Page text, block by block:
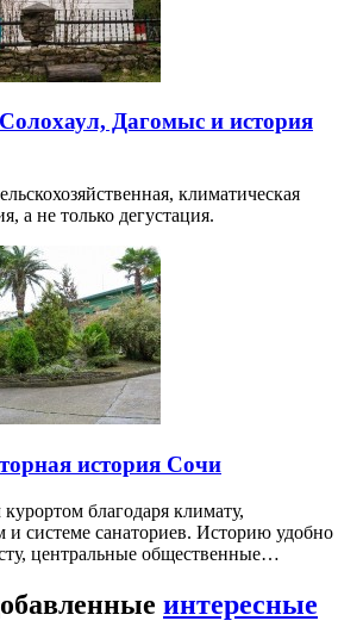
Дагомыс и история
климатическая
а не только дегустация.
история Сочи
благодаря климату,
системе санаториев. Историю удобно
центральные общественные…
интересные